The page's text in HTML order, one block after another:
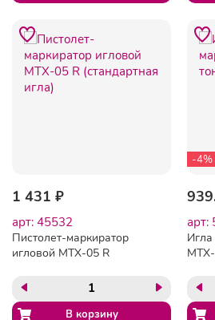
1 431 ₽
арт: 45532
Пистолет-маркиратор
игловой MTX-05 R
-4%
арт: